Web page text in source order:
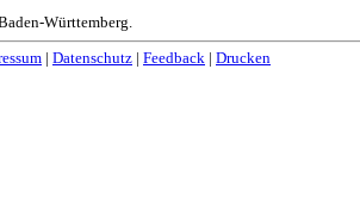
Württemberg.
Datenschutz Feedback Drucken